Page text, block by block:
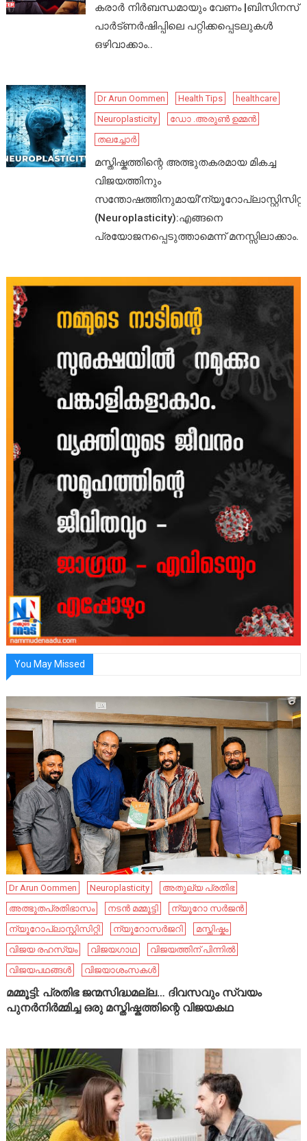
കരാർ നിർബന്ധമായും വേണം |ബിസിനസ്
പാർട്ണർഷിപ്പിലെ പറ്റിക്കപ്പെടലുകൾ
ഒഴിവാക്കാം..
Dr Arun Oommen Health Tips
healthcare
Neuroplasticity
ഡോ .അരുൺ ഉമ്മൻ
തലച്ചോർ
മസ്തിഷ്കത്തിന്റെ അത്ഭുതകരമായ മികച്ച
വിജയത്തിനും
സന്തോഷത്തിനുമായി’ന്യൂറോപ്ലാസ്റ്റിസിറ്റി’
(Neuroplasticity):എങ്ങനെ
പ്രയോജനപ്പെടുത്താമെന്ന് മനസ്സിലാക്കാം.
You May Missed
Dr Arun Oommen Neuroplasticity
അതുല്യ പ്രതിഭ
അത്ഭുതപ്രതിഭാസം
നടൻ മമ്മൂട്ടി
ന്യൂറോ സർജൻ
ന്യൂറോപ്ലാസ്റ്റിസിറ്റി
ന്യൂറോസർജറി
മസ്തിഷ്കം
വിജയ രഹസ്യം
വിജയഗാഥ
വിജയത്തിന് പിന്നിൽ
വിജയപഥങ്ങൾ
വിജയാശംസകൾ
മമ്മൂട്ടി: പ്രതിഭ ജന്മസിദ്ധമല്ല… ദിവസവും സ്വയം
പുനർനിർമ്മിച്ച ഒരു മസ്തിഷ്കത്തിന്റെ വിജയകഥ